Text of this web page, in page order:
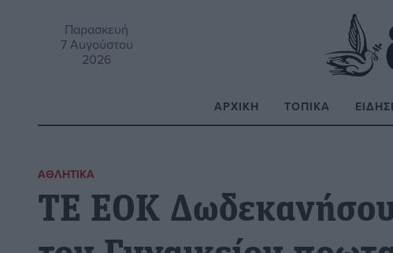
Παρασκευή
7 Αυγούστου
2026
ΑΡΧΙΚΉ ΤΟΠΙΚΆ
ΑΘΛΗΤΙΚΆ
ΤΕ ΕΟΚ